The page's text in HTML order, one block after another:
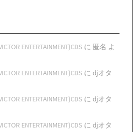
ENTERTAINMENT)CDS に 匿名 よ
ENTERTAINMENT)CDS に djオタ
ENTERTAINMENT)CDS に djオタ
ENTERTAINMENT)CDS に djオタ